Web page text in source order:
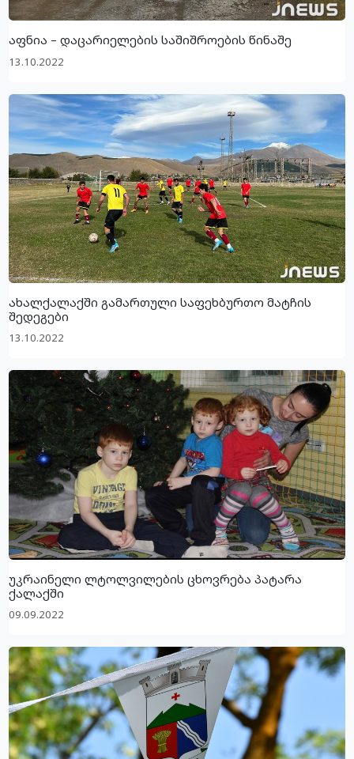
აფნია – დაცარიელების საშიშროების წინაშე
13.10.2022
ახალქალაქში გამართული საფეხბურთო მატჩის
შედეგები
13.10.2022
უკრაინელი ლტოლვილების ცხოვრება პატარა
ქალაქში
09.09.2022